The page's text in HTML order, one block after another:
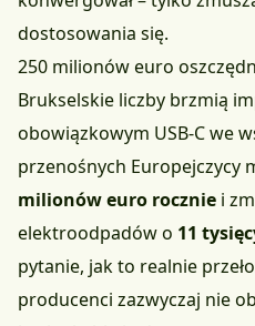
dostosowania się.
250 milionów euro
Brukselskie liczby brzmią
obowiązkowym USB-C we
przenośnych Europejczycy
milionów euro rocznie i
elektroodpadów o 11
pytanie, jak to realnie
producenci zazwyczaj nie